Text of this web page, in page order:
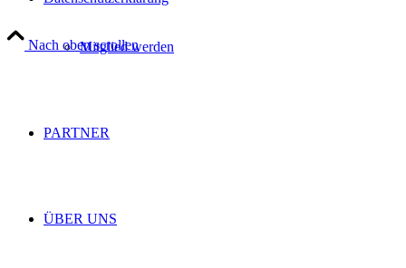
Mitglied werden
PARTNER
ÜBER UNS
Nach oben scrollen